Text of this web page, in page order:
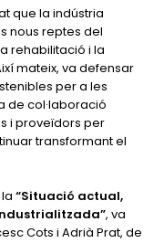
que la indústria
nous reptes del
rehabilitació i la
mateix, va defensar
per a les
de col·laboració
i proveïdors per
transformant el
la“Situació actual,
, va
Cots i Adrià Prat, de